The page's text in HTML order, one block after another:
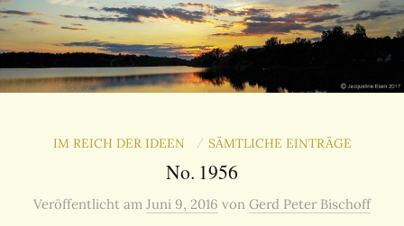
IM REICH DER IDEEN / SÄMTLICHE EINTRÄGE
No. 1956
Veröffentlicht am Juni 9, 2016 von Gerd Peter Bischoff